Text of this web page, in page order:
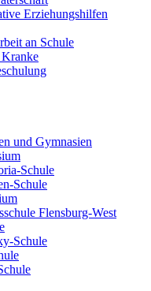
Erziehungshilfen
an Schule
und Gymnasien
Schule
Schule
Flensburg-West
Schule